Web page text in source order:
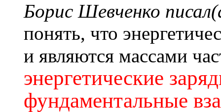
Борис Шевченко
понять, что
и являются массами
энергетические
фундаментальные